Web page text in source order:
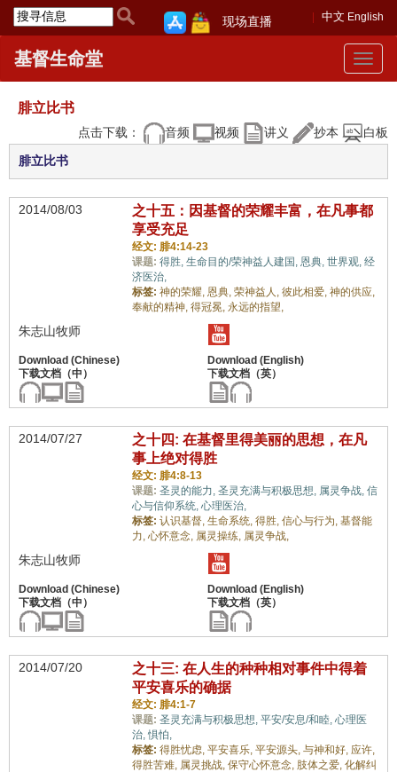
中文 English
现场直播
Toggle
基督生命堂
腓立比书
点击下载： 音频 视频 讲义 抄本 白板
腓立比书
2014/08/03
之十五：因基督的荣耀丰富，在凡事都
享受充足
经文: 腓4:14-23
课题: 得胜, 生命目的/荣神益人建国, 恩典, 世界观, 经
济医治,
标签: 神的荣耀, 恩典, 荣神益人, 彼此相爱, 神的供应,
奉献的精神, 得冠冕, 永远的指望,
朱志山牧师
2014/07/27
之十四: 在基督里得美丽的思想，在凡
事上绝对得胜
经文: 腓4:8-13
课题: 圣灵的能力, 圣灵充满与积极思想, 属灵争战, 信
心与信仰系统, 心理医治,
标签: 认识基督, 生命系统, 得胜, 信心与行为, 基督能
力, 心怀意念, 属灵操练, 属灵争战,
朱志山牧师
2014/07/20
之十三: 在人生的种种相对事件中得着
平安喜乐的确据
经文: 腓4:1-7
课题: 圣灵充满与积极思想, 平安/安息/和睦, 心理医
治,惧怕,
标签: 得胜忧虑, 平安喜乐, 平安源头, 与神和好, 应许,
得胜苦难, 属灵挑战, 保守心怀意念, 肢体之爱, 化解纠